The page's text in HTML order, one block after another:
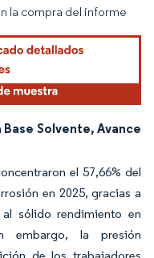
la compra del informe
Solvente, Avance
el 57,66% del
en 2025, gracias a
sólido rendimiento en
embargo, la presión